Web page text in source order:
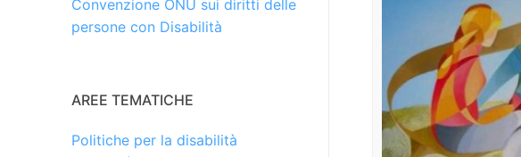
Convenzione ONU sui diritti delle
persone con Disabilità
AREE TEMATICHE
Politiche per la disabilità